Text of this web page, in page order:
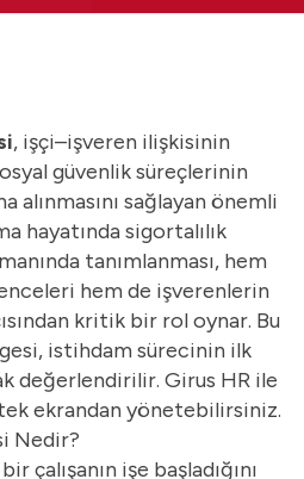
, işçi–işveren ilişkisinin
güvenlik süreçlerinin
alınmasını sağlayan önemli
hayatında sigortalılık
tanımlanması, hem
hem de işverenlerin
kritik bir rol oynar. Bu
istihdam sürecinin ilk
değerlendirilir. Girus HR ile
ekrandan yönetebilirsiniz.
Nedir?
bir çalışanın işe başladığını